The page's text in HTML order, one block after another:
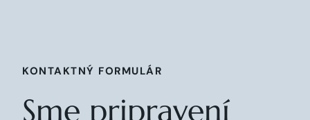
KONTAKTNÝ FORMULÁR
Sme pripravení